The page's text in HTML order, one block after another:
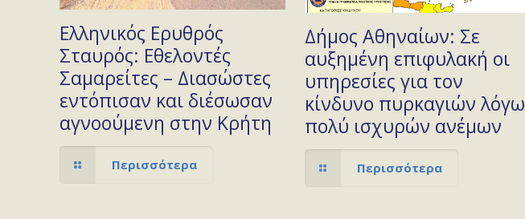
Ελληνικός Ερυθρός
Σταυρός: Εθελοντές
Σαμαρείτες – Διασώστες
εντόπισαν και διέσωσαν
αγνοούμενη στην Κρήτη
Περισσότερα
Δήμος Αθηναίων: Σε
αυξημένη επιφυλακή οι
υπηρεσίες για τον
κίνδυνο πυρκαγιών λόγω
πολύ ισχυρών ανέμων
Περισσότερα